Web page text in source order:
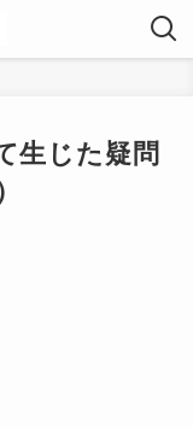
生じた疑問